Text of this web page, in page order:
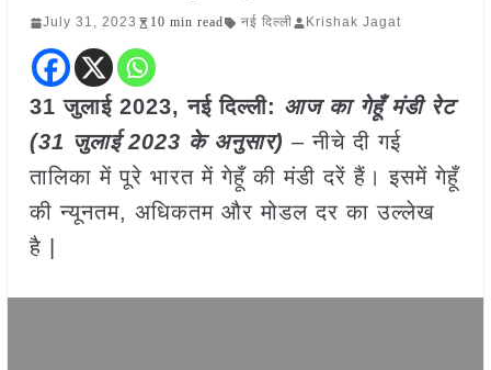
July 31, 2023 10 min read नई दिल्ली Krishak Jagat
31 जुलाई 2023, नई दिल्ली: आज का गेहूँ मंडी रेट
(31 जुलाई 2023 के अनुसार) – नीचे दी गई
तालिका में पूरे भारत में गेहूँ की मंडी दरें हैं। इसमें गेहूँ
की न्यूनतम, अधिकतम और मोडल दर का उल्लेख
है |